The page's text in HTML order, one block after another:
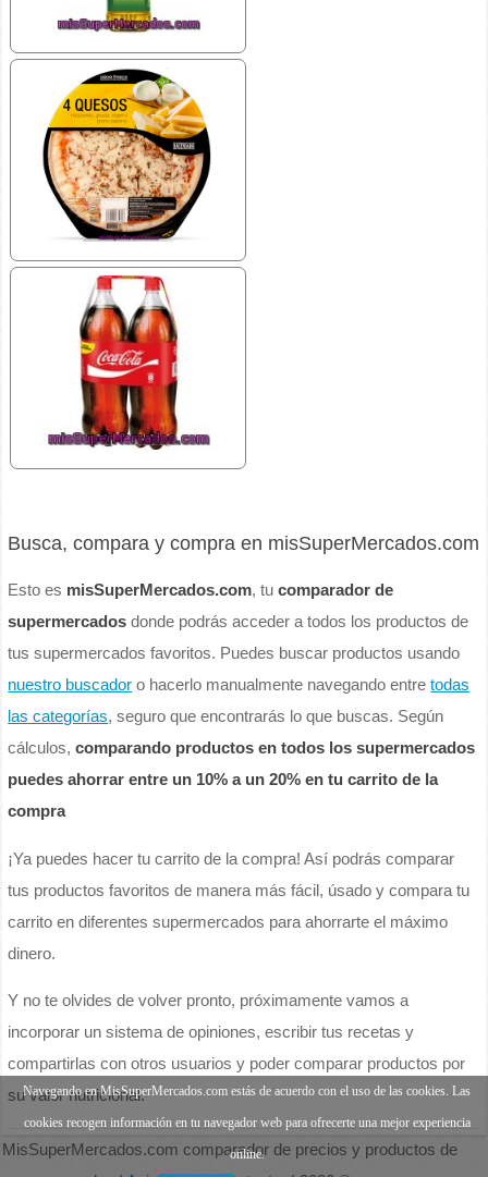
Busca, compara y compra en misSuperMercados.com
Esto es misSuperMercados.com, tucomparador de
supermercados donde podrás acceder a todos los productos de
tus supermercados favoritos. Puedes buscar productos usando
nuestro buscador o hacerlo manualmente navegando entretodas
las categorías, seguro que encontrarás lo que buscas. Según
cálculos,comparando productos en todos los supermercados
puedes ahorrar entre un 10% a un 20% en tu carrito de la
compra
¡Ya puedes hacer tu carrito de la compra! Así podrás comparar
tus productos favoritos de manera más fácil, úsado y compara tu
carrito en diferentes supermercados para ahorrarte el máximo
dinero.
Y no te olvides de volver pronto, próximamente vamos a
incorporar un sistema de opiniones, escribir tus recetas y
compartirlas con otros usuarios y poder comparar productos por
su valor nutricional.
MisSuperMercados.com comparador de precios y productos de
Navegando en MisSuperMercados.com estás de acuerdo con el uso de las cookies. Las
cookies recogen información en tu navegador web para ofrecerte una mejor experiencia
online.